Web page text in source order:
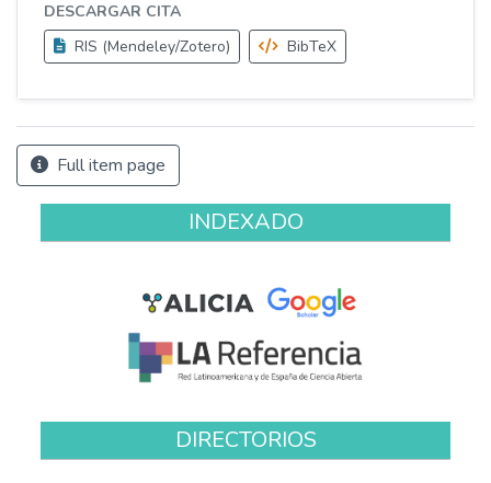
DESCARGAR CITA
RIS (Mendeley/Zotero)
BibTeX
Full item page
INDEXADO
DIRECTORIOS